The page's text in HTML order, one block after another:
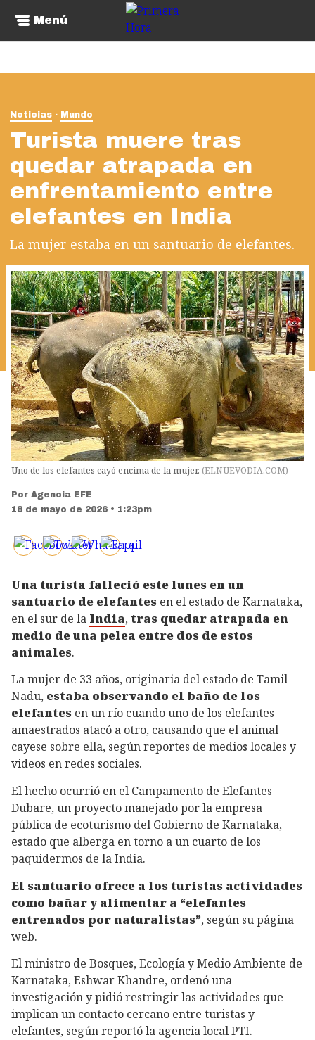
Menú
Noticias Mundo
Turista muere tras
quedar atrapada en
enfrentamiento entre
elefantes en India
La mujer estaba en un santuario de elefantes.
Uno de los elefantes cayó encima de la mujer. (ELNUEVODIA.COM)
Por Agencia EFE
18 de mayo de 2026 • 1:23pm
Una turista falleció este lunes en un
santuario de elefantes en el estado de Karnataka,
en el sur de la India,tras quedar atrapada en
medio de una pelea entre dos de estos
animales.
La mujer de 33 años, originaria del estado de Tamil
Nadu, estaba observando el baño de los
elefantes en un río cuando uno de los elefantes
amaestrados atacó a otro, causando que el animal
cayese sobre ella, según reportes de medios locales y
videos en redes sociales.
El hecho ocurrió en el Campamento de Elefantes
Dubare, un proyecto manejado por la empresa
pública de ecoturismo del Gobierno de Karnataka,
estado que alberga en torno a un cuarto de los
paquidermos de la India.
El santuario ofrece a los turistas actividades
como bañar y alimentar a “elefantes
entrenados por naturalistas”, según su página
web.
El ministro de Bosques, Ecología y Medio Ambiente de
Karnataka, Eshwar Khandre, ordenó una
investigación y pidió restringir las actividades que
implican un contacto cercano entre turistas y
elefantes, según reportó la agencia local PTI.